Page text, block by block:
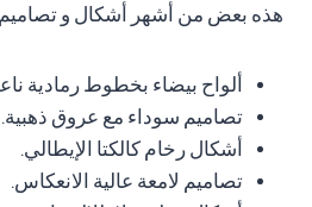
هذه بعض من أشهر أشكال و تصاميم
ألواح بيضاء بخطوط رمادية
تصاميم سوداء مع عروق ذهبية.
أشكال رخام كالكتا الإيطالي.
تصاميم لامعة عالية الانعكاس.